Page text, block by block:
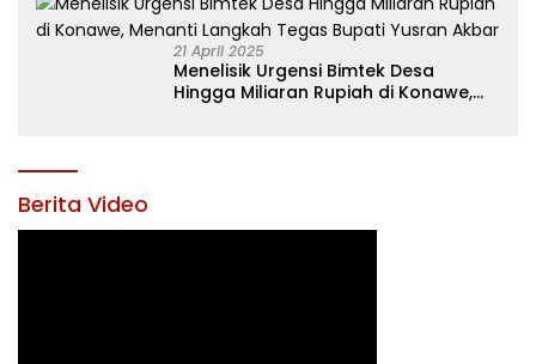
21 April 2025
Menelisik Urgensi Bimtek Desa
Hingga Miliaran Rupiah di Konawe,
Berita Video